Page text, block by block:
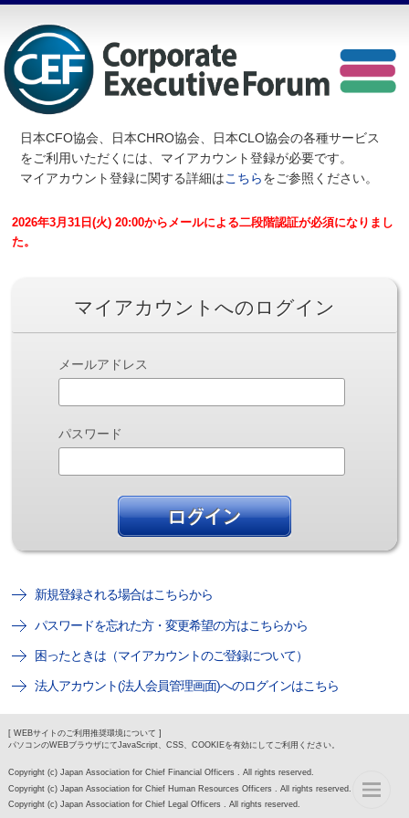
日本CFO協会、日本CHRO協会、日本CLO協会の各種サービス
をご利用いただくには、マイアカウント登録が必要です。
マイアカウント登録に関する詳細はこちらをご参照ください。
2026年3月31日(火) 20:00からメールによる二段階認証が必須になりまし
た。
マイアカウントへのログイン
メールアドレス
パスワード
新規登録される場合はこちらから
パスワードを忘れた方・変更希望の方はこちらから
困ったときは（マイアカウントのご登録について）
法人アカウント(法人会員管理画面)へのログインはこちら
[ WEBサイトのご利用推奨環境について ]
パソコンのWEBブラウザにてJavaScript、CSS、COOKIEを有効にしてご利用ください。
Copyright (c) Japan Association for Chief Financial Officers . All rights reserved.
Copyright (c) Japan Association for Chief Human Resources Officers . All rights reserved.
Copyright (c) Japan Association for Chief Legal Officers . All rights reserved.